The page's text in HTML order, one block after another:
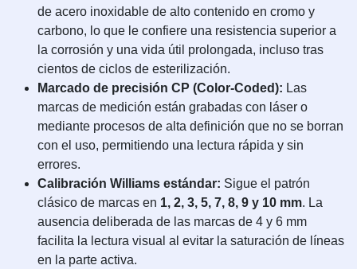
de acero inoxidable de alto contenido en cromo y
carbono, lo que le confiere una resistencia superior a
la corrosión y una vida útil prolongada, incluso tras
cientos de ciclos de esterilización.
Marcado de precisión CP (Color-Coded): Las
marcas de medición están grabadas con láser o
mediante procesos de alta definición que no se borran
con el uso, permitiendo una lectura rápida y sin
errores.
Calibración Williams estándar: Sigue el patrón
clásico de marcas en 1, 2, 3, 5, 7, 8, 9 y 10 mm. La
ausencia deliberada de las marcas de 4 y 6 mm
facilita la lectura visual al evitar la saturación de líneas
en la parte activa.